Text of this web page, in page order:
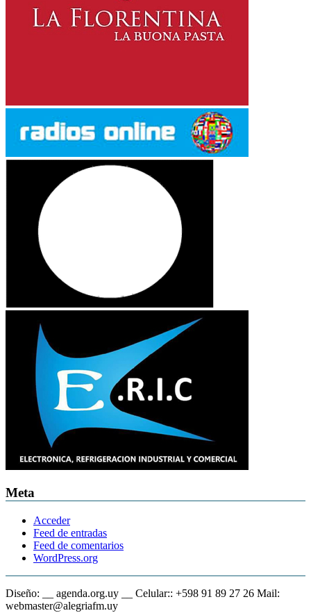
Meta
Acceder
Feed de entradas
Feed de comentarios
WordPress.org
Diseño: __ agenda.org.uy __ Celular:: +598 91 89 27 26 Mail:
webmaster@alegriafm.uy